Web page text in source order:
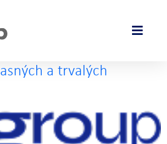
a trvalých